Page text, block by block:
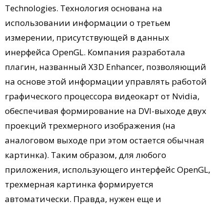
Technologies. Технология основана на
использовании информации о третьем
измерении, присутствующей в данных
инерфейса OpenGL. Компания разработала
плагин, названный X3D Enhancer, позволяющий
на основе этой информации управлять работой
графического процессора видеокарт от Nvidia,
обеспечивая формирование на DVI-выходе двух
проекций трехмерного изображения (на
аналоговом выходе при этом остается обычная
картинка). Таким образом, для любого
приложения, использующего интерфейс OpenGL,
трехмерная картинка формируется
автоматически. Правда, нужен еще и